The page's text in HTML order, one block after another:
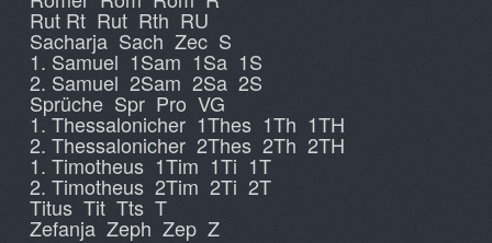
Rut Rt Rut Rth RU
Sacharja Sach Zec S
1. Samuel 1Sam 1Sa 1S
2. Samuel 2Sam 2Sa 2S
Sprüche Spr Pro VG
1. Thessalonicher 1Thes 1Th 1TH
2. Thessalonicher 2Thes 2Th 2TH
1. Timotheus 1Tim 1Ti 1T
2. Timotheus 2Tim 2Ti 2T
Titus Tit Tts T
Zefanja Zeph Zep Z